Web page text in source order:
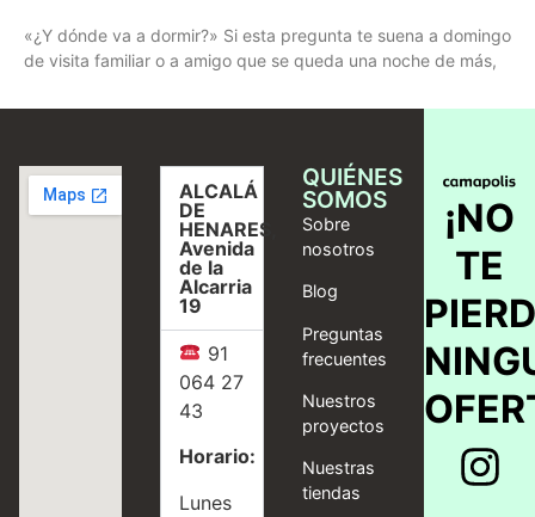
«¿Y dónde va a dormir?» Si esta pregunta te suena a domingo
de visita familiar o a amigo que se queda una noche de más,
ALCALÁ
DE
HENARES,
Avenida
de la
Alcarria
19
91
064 27
43
Horario:
Lunes
QUIÉNES
SOMOS
Sobre
nosotros
Blog
Preguntas
frecuentes
Nuestros
proyectos
Nuestras
tiendas
¡NO
TE